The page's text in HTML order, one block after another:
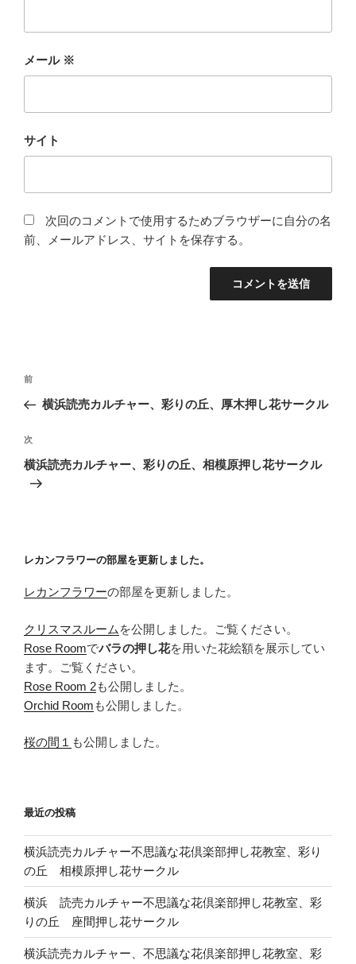
メール ※
サイト
次回のコメントで使用するためブラウザーに自分の名
前、メールアドレス、サイトを保存する。
投
ナ
ビ
ゲ
ー
前
の
稿
前
横浜読売カルチャー、彩りの丘、厚木押し花サークル
次
の
次
横浜読売カルチャー、彩りの丘、相模原押し花サークル
レカンフラワーの部屋を更新しました。
レカンフラワーの部屋を更新しました。
クリスマスルーム を公開しました。ご覧ください。
Rose Roomでバラの押し花を用いた花絵額を展示してい
ます。ご覧ください。
Rose Room 2も公開しました。
Orchid Room も公開しました。
桜の間１ も公開しました。
最近の投稿
横浜読売カルチャー不思議な花倶楽部押し花教室、彩り
の丘 相模原押し花サークル
横浜 読売カルチャー不思議な花倶楽部押し花教室、彩
りの丘 座間押し花サークル
横浜読売カルチャー、不思議な花倶楽部押し花教室、彩